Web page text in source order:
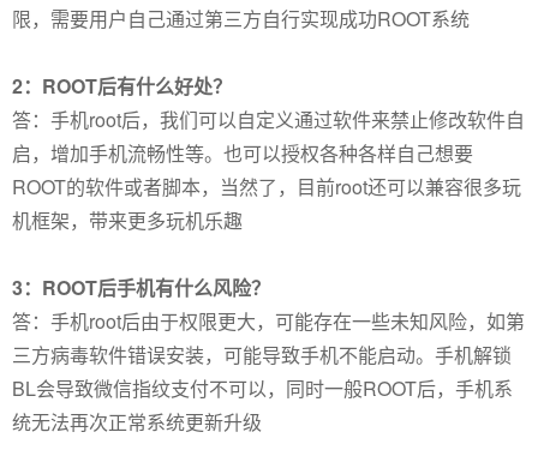
限，需要用户自己通过第三方自行实现成功ROOT系统
2：ROOT后有什么好处？
答：手机root后，我们可以自定义通过软件来禁止修改软件自
启，增加手机流畅性等。也可以授权各种各样自己想要
ROOT的软件或者脚本，当然了，目前root还可以兼容很多玩
机框架，带来更多玩机乐趣
3：ROOT后手机有什么风险？
答：手机root后由于权限更大，可能存在一些未知风险，如第
三方病毒软件错误安装，可能导致手机不能启动。手机解锁
BL会导致微信指纹支付不可以，同时一般ROOT后，手机系
统无法再次正常系统更新升级